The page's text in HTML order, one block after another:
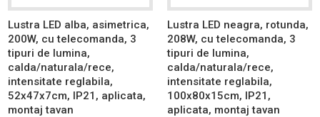
Lustra LED alba, asimetrica,
200W, cu telecomanda, 3
tipuri de lumina,
calda/naturala/rece,
intensitate reglabila,
52x47x7cm, IP21, aplicata,
montaj tavan
Lustra LED neagra, rotunda,
208W, cu telecomanda, 3
tipuri de lumina,
calda/naturala/rece,
intensitate reglabila,
100x80x15cm, IP21,
aplicata, montaj tavan